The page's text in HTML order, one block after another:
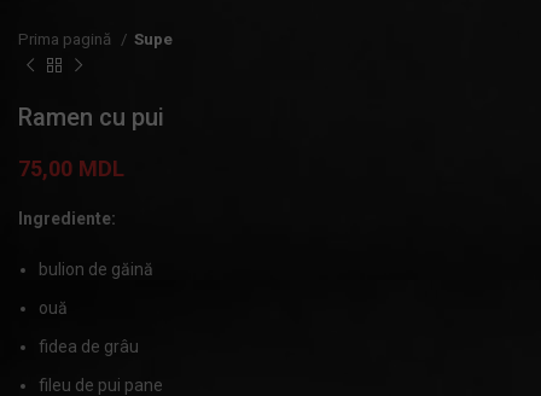
Prima pagină Supe
Ramen cu pui
75,00 MDL
Ingrediente:
bulion de găină
ouă
fidea de grâu
fileu de pui pane